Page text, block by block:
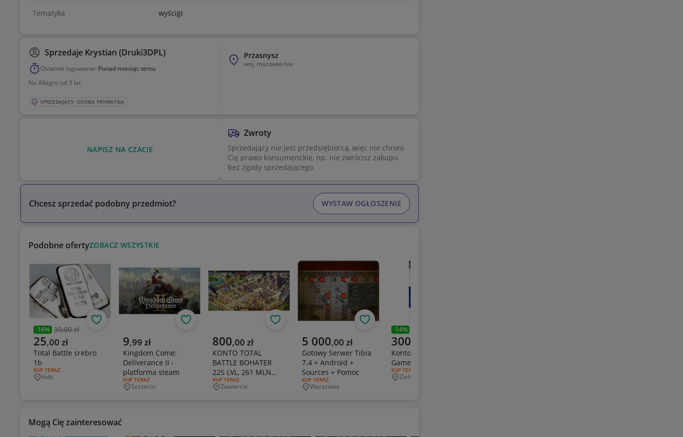
Tematyka
wyścigi
Sprzedaje Krystian (Druki3DPL)
Ostatnie logowanie: Ponad miesiąc temu
Na Allegro od 3 lat
SPRZEDAJĄCY: OSOBA PRYWATNA
Przasnysz
woj. mazowieckie
NAPISZ NA CZACIE
Zwroty
Sprzedający nie jest przedsiębiorcą, więc nie chroni
Cię prawo konsumenckie, np. nie zwrócisz zakupu
bez zgody sprzedającego.
Podobne ofertyZOBACZ WSZYSTKIE
Poprzednia cena
-16% 30,00 zł
Aktualna cena
25,00 zł
Total Battle srebro
1b
RODZAJ OFERTY:
KUP TERAZ
Miejscowość
łódz
Obserwuj
Aktualna cena
9,99 zł
Kingdom Come:
Deliverance II -
platforma steam
RODZAJ OFERTY:
KUP TERAZ
Miejscowość
Szczecin
Obserwuj
Aktualna cena
800,00 zł
KONTO TOTAL
BATTLE BOHATER
225 LVL, 261 MLN
POTĘGI! G8
RODZAJ OFERTY:
KUP TERAZ
Miejscowość
Zawiercie
Obserwuj
Aktualna cena
5 000,00 zł
Gotowy Serwer Tibia
7.4 + Android +
Sources + Pomoc
RODZAJ OFERTY:
KUP TERAZ
Miejscowość
Warszawa
Obserwuj
Poprzednia cena
-14%
Aktualna cena
300
Konto Fortnite Epic
Games Okazja!
RODZAJ OFERTY:
KUP TERAZ
Miejscowość
Zielona Góra
Mogą Cię zainteresować
Chcesz sprzedać podobny przedmiot? WYSTAW OGŁOSZENIE